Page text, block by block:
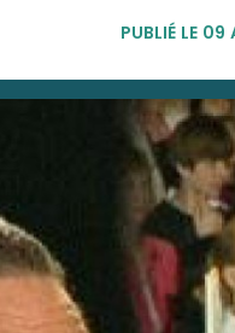
PUBLIÉ LE